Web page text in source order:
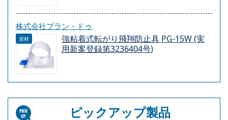
株式会社プラン・ドゥ
資材
強粘着式転がり飛翔防止具 PG-15W (実
用新案登録第3236404号)
ピックアップ製品